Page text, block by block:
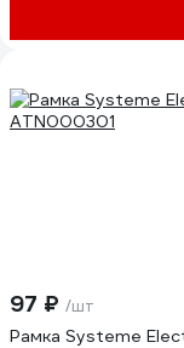
97 ₽ /шт
Рамка Systeme